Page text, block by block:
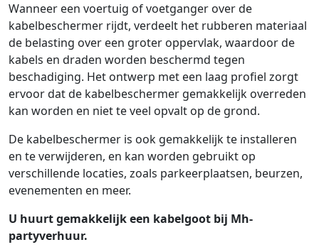
Wanneer een voertuig of voetganger over de
kabelbeschermer rijdt, verdeelt het rubberen materiaal
de belasting over een groter oppervlak, waardoor de
kabels en draden worden beschermd tegen
beschadiging. Het ontwerp met een laag profiel zorgt
ervoor dat de kabelbeschermer gemakkelijk overreden
kan worden en niet te veel opvalt op de grond.
De kabelbeschermer is ook gemakkelijk te installeren
en te verwijderen, en kan worden gebruikt op
verschillende locaties, zoals parkeerplaatsen, beurzen,
evenementen en meer.
U huurt gemakkelijk een kabelgoot bij Mh-
partyverhuur.